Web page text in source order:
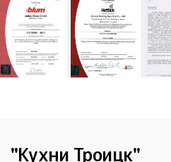
"Кухни Троицк"